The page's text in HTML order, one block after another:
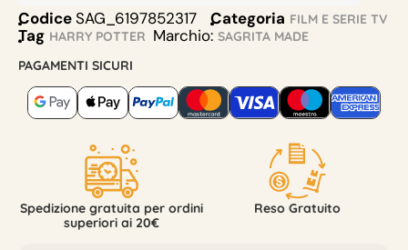
CodiceSAG_6197852317 Categoria FILM E SERIE TV
Tag HARRY POTTER Marchio: SAGRITA MADE
PAGAMENTI SICURI
Spedizione gratuita per ordini
superiori ai 20€
Reso Gratuito